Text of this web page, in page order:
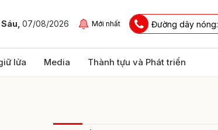
07/08/2026 Mới nhất Đường dây nóng:
lửa Media Thành tựu và Phát triển